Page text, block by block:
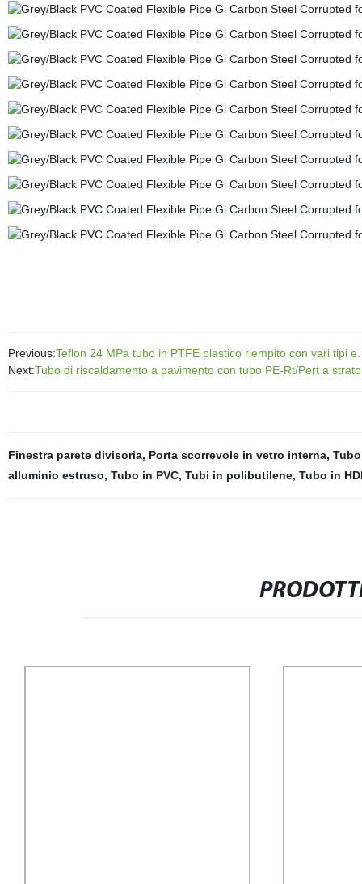
Previous:Teflon 24 MPa tubo in PTFE plastico riempito con vari tipi
Next:Tubo di riscaldamento a pavimento con tubo PE-Rt/Pert a
Finestra parete divisoria, Porta scorrevole in vetro interna,
alluminio estruso, Tubo in PVC, Tubi in polibutilene, Tubo in